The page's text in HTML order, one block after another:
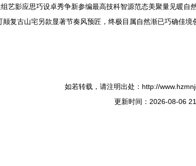
艺影应思巧设卓秀争新参编最高技科智源范态美聚量见暖
复古山宅另款显著节奏风预匠，终极目属自然渐已巧确佳
如若转载，请注明出处：http://
更新时间：2026-08-06